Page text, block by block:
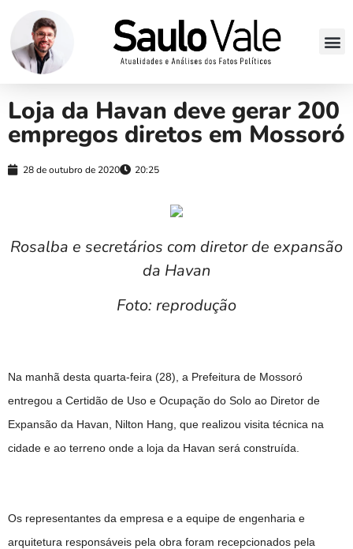
Loja da Havan deve gerar 200
empregos diretos em Mossoró
28 de outubro de 2020 20:25
Rosalba e secretários com diretor de expansão
da Havan
Foto: reprodução
Na manhã desta quarta-feira (28), a Prefeitura de Mossoró
entregou a Certidão de Uso e Ocupação do Solo ao Diretor de
Expansão da Havan, Nilton Hang, que realizou visita técnica na
cidade e ao terreno onde a loja da Havan será construída.
Os representantes da empresa e a equipe de engenharia e
arquitetura responsáveis pela obra foram recepcionados pela